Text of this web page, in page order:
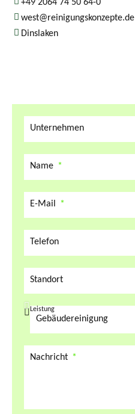
+49 2064 74 50 64-0
west@reinigungskonzepte.de
Dinslaken
Unternehmen
Name
E-Mail
Telefon
Standort
Leistung
Nachricht